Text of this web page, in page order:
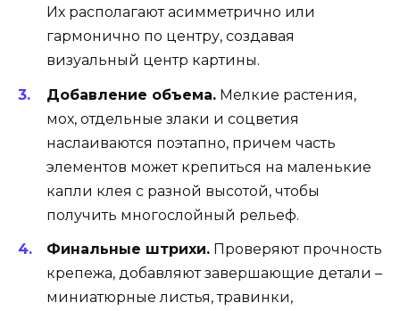
Их располагают асимметрично или
гармонично по центру, создавая
визуальный центр картины.
Добавление объема. Мелкие растения,
мох, отдельные злаки и соцветия
наслаиваются поэтапно, причем часть
элементов может крепиться на маленькие
капли клея с разной высотой, чтобы
получить многослойный рельеф.
Финальные штрихи. Проверяют прочность
крепежа, добавляют завершающие детали –
миниатюрные листья, травинки,